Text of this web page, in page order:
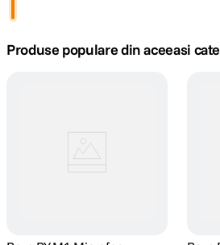
4. peak design
Produse populare din aceeasi